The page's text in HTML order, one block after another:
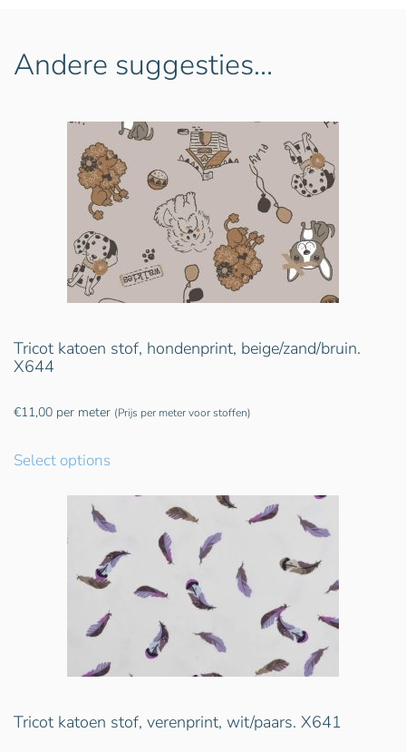
Andere suggesties…
Tricot katoen stof, hondenprint, beige/zand/bruin.
X644
€11,00 per meter (Prijs per meter voor stoffen)
Select options
Tricot katoen stof, verenprint, wit/paars. X641